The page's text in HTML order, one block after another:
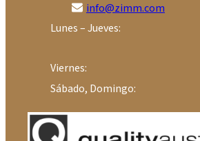
info@zimm.com
Lunes – Jueves:
Viernes:
Sábado, Domingo: